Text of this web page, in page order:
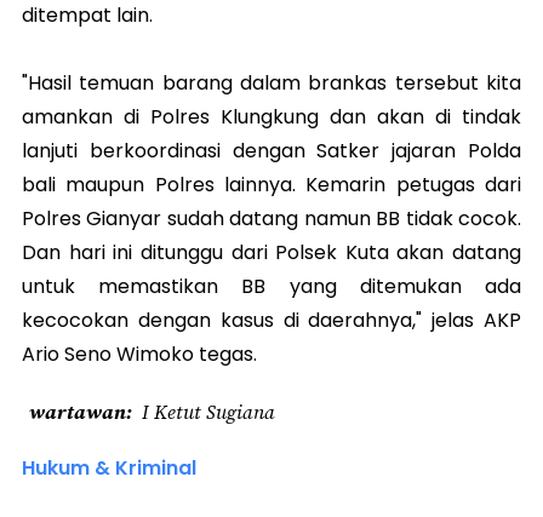
ditempat lain.
"Hasil temuan barang dalam brankas tersebut kita
amankan di Polres Klungkung dan akan di tindak
lanjuti berkoordinasi dengan Satker jajaran Polda
bali maupun Polres lainnya. Kemarin petugas dari
Polres Gianyar sudah datang namun BB tidak cocok.
Dan hari ini ditunggu dari Polsek Kuta akan datang
untuk memastikan BB yang ditemukan ada
kecocokan dengan kasus di daerahnya," jelas AKP
Ario Seno Wimoko tegas.
wartawan I Ketut Sugiana
Hukum & Kriminal